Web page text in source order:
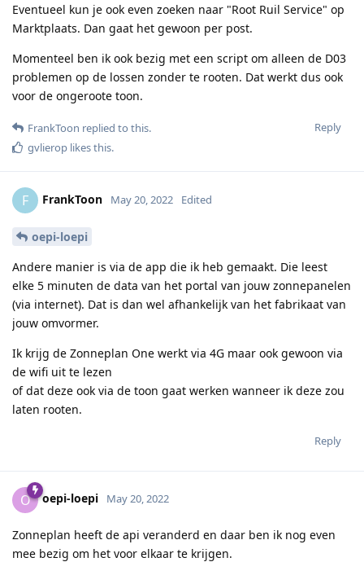
Eventueel kun je ook even zoeken naar "Root Ruil Service" op
Marktplaats. Dan gaat het gewoon per post.
Momenteel ben ik ook bezig met een script om alleen de D03
problemen op de lossen zonder te rooten. Dat werkt dus ook
voor de ongeroote toon.
Reply
FrankToon replied to this.
gvlierop likes this.
F FrankToon May 20, 2022 Edited
oepi-loepi
Andere manier is via de app die ik heb gemaakt. Die leest
elke 5 minuten de data van het portal van jouw zonnepanelen
(via internet). Dat is dan wel afhankelijk van het fabrikaat van
jouw omvormer.
Ik krijg de Zonneplan One werkt via 4G maar ook gewoon via
de wifi uit te lezen
of dat deze ook via de toon gaat werken wanneer ik deze zou
laten rooten.
Reply
O oepi-loepi May 20, 2022
Zonneplan heeft de api veranderd en daar ben ik nog even
mee bezig om het voor elkaar te krijgen.